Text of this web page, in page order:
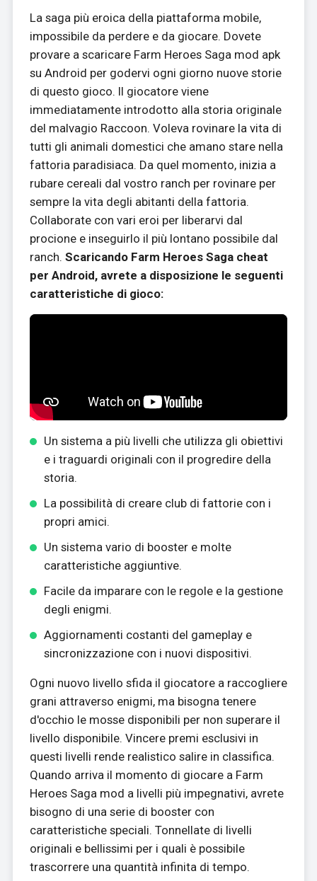
La saga più eroica della piattaforma mobile,
impossibile da perdere e da giocare. Dovete
provare a scaricare Farm Heroes Saga mod apk
su Android per godervi ogni giorno nuove storie
di questo gioco. Il giocatore viene
immediatamente introdotto alla storia originale
del malvagio Raccoon. Voleva rovinare la vita di
tutti gli animali domestici che amano stare nella
fattoria paradisiaca. Da quel momento, inizia a
rubare cereali dal vostro ranch per rovinare per
sempre la vita degli abitanti della fattoria.
Collaborate con vari eroi per liberarvi dal
procione e inseguirlo il più lontano possibile dal
ranch. Scaricando Farm Heroes Saga cheat
per Android, avrete a disposizione le seguenti
caratteristiche di gioco:
Un sistema a più livelli che utilizza gli obiettivi
e i traguardi originali con il progredire della
storia.
La possibilità di creare club di fattorie con i
propri amici.
Un sistema vario di booster e molte
caratteristiche aggiuntive.
Facile da imparare con le regole e la gestione
degli enigmi.
Aggiornamenti costanti del gameplay e
sincronizzazione con i nuovi dispositivi.
Ogni nuovo livello sfida il giocatore a raccogliere
grani attraverso enigmi, ma bisogna tenere
d'occhio le mosse disponibili per non superare il
livello disponibile. Vincere premi esclusivi in
questi livelli rende realistico salire in classifica.
Quando arriva il momento di giocare a Farm
Heroes Saga mod a livelli più impegnativi, avrete
bisogno di una serie di booster con
caratteristiche speciali. Tonnellate di livelli
originali e bellissimi per i quali è possibile
trascorrere una quantità infinita di tempo.